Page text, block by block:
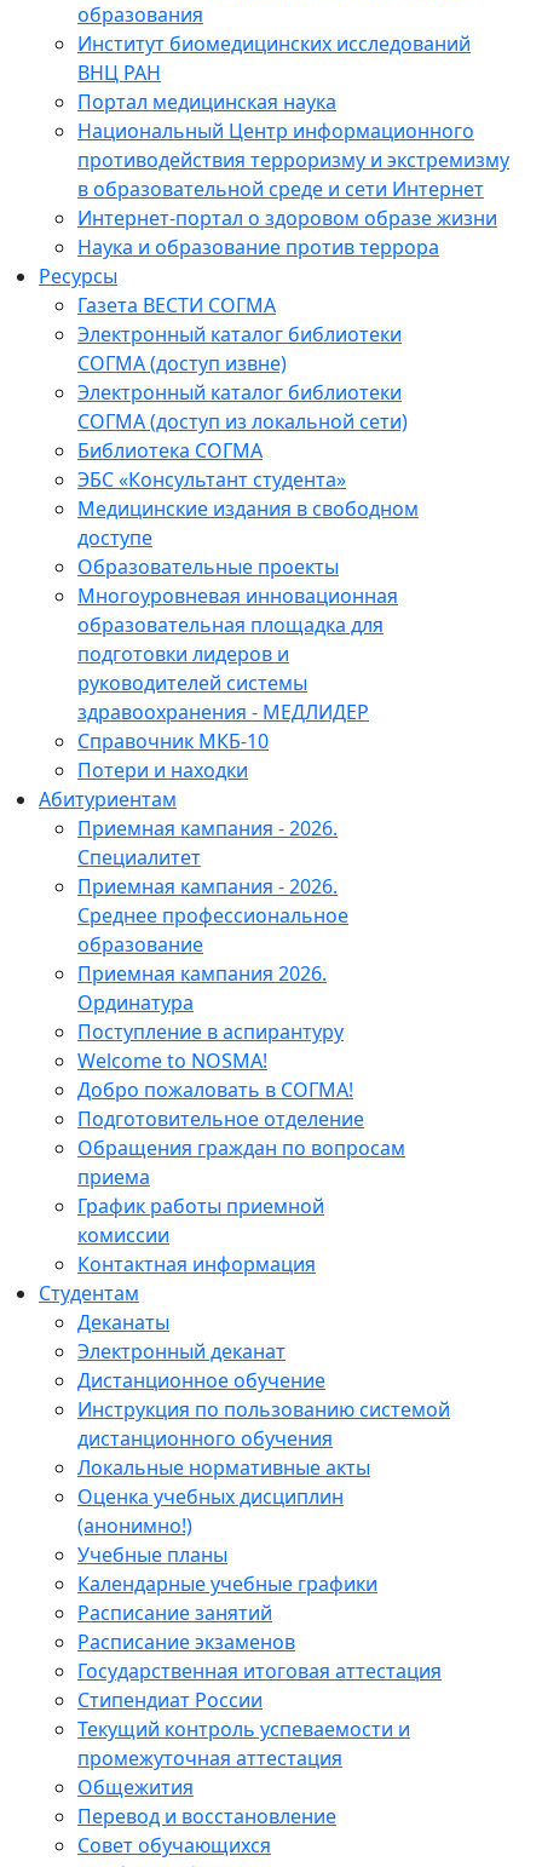
образования
Институт биомедицинских исследований
ВНЦ РАН
Портал медицинская наука
Национальный Центр информационного
противодействия терроризму и экстремизму
в образовательной среде и сети Интернет
Интернет-портал о здоровом образе жизни
Наука и образование против террора
Ресурсы
Газета ВЕСТИ СОГМА
Электронный каталог библиотеки
СОГМА (доступ извне)
Электронный каталог библиотеки
СОГМА (доступ из локальной сети)
Библиотека СОГМА
ЭБС «Консультант студента»
Медицинские издания в свободном
доступе
Образовательные проекты
Многоуровневая инновационная
образовательная площадка для
подготовки лидеров и
руководителей системы
здравоохранения - МЕДЛИДЕР
Справочник МКБ-10
Потери и находки
Абитуриентам
Приемная кампания - 2026.
Специалитет
Приемная кампания - 2026.
Среднее профессиональное
образование
Приемная кампания 2026.
Ординатура
Поступление в аспирантуру
Welcome to NOSMA!
Добро пожаловать в СОГМА!
Подготовительное отделение
Обращения граждан по вопросам
приема
График работы приемной
комиссии
Контактная информация
Студентам
Деканаты
Электронный деканат
Дистанционное обучение
Инструкция по пользованию системой
дистанционного обучения
Локальные нормативные акты
Оценка учебных дисциплин
(анонимно!)
Учебные планы
Календарные учебные графики
Расписание занятий
Расписание экзаменов
Государственная итоговая аттестация
Стипендиат России
Текущий контроль успеваемости и
промежуточная аттестация
Общежития
Перевод и восстановление
Совет обучающихся